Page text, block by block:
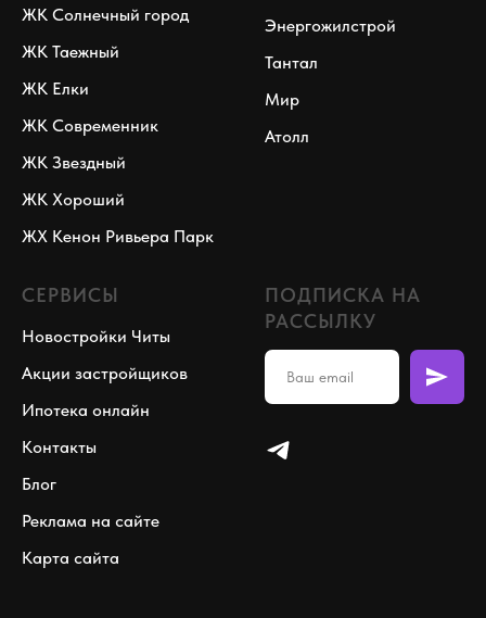
ЖК Солнечный город
ЖК Таежный
ЖК Елки
ЖК Современник
ЖК Звездный
ЖК Хороший
ЖХ Кенон Ривьера Парк
Энергожилстрой
Тантал
Мир
Атолл
СЕРВИСЫ
Новостройки Читы
Акции застройщиков
Ипотека онлайн
Контакты
Блог
Реклама на сайте
Карта сайта
ПОДПИСКА НА
РАССЫЛКУ